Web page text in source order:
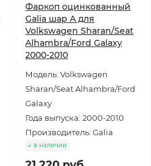
Фаркоп оцинкованный
Galia шар A для
Volkswagen Sharan/Seat
Alhambra/Ford Galaxy
2000-2010
Модель: Volkswagen
Sharan/Seat Alhambra/Ford
Galaxy
Года выпуска: 2000-2010
Производитель: Galia
в наличии